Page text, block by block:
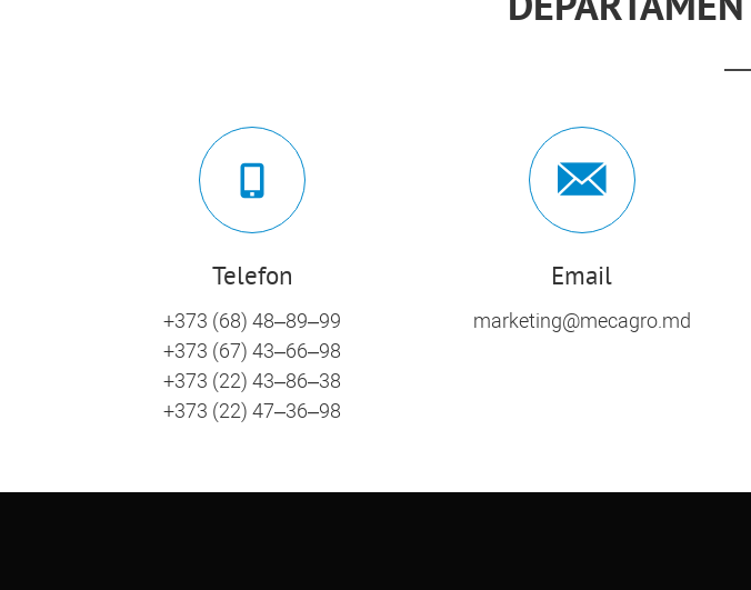
Telefon
+373 (68) 48–89–99
+373 (67) 43–66–98
+373 (22) 43–86–38
+373 (22) 47–36–98
Email
marketing@mecagro.md